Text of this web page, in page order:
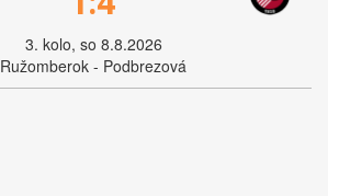
3. kolo, so 8.8.2026
Ružomberok - Podbrezová